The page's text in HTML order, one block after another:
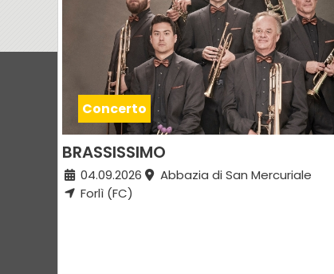
Concerto
BRASSISSIMO
04.09.2026
Abbazia di San Mercuriale
Forlì (FC)